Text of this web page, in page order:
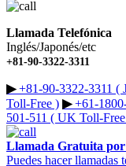
Llamada Telefónica
Inglés/Japonés/etc
+81-90-3322-3311
▶︎+81-90-3322-3311 (
Toll-Free ) ▶︎+61-
501-511 ( UK Toll-
Llamada Gratuita
Puedes hacer llamadas